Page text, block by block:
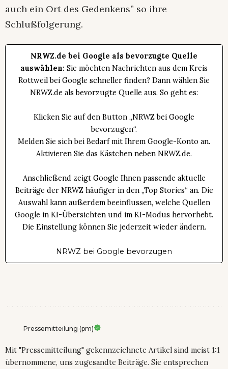
auch ein Ort des Gedenkens” so ihre
Schlußfolgerung.
NRWZ.de bei Google als bevorzugte Quelle
auswählen: Sie möchten Nachrichten aus dem Kreis
Rottweil bei Google schneller finden? Dann wählen Sie
NRWZ.de als bevorzugte Quelle aus. So geht es:
Klicken Sie auf den Button „NRWZ bei Google
bevorzugen“.
Melden Sie sich bei Bedarf mit Ihrem Google-Konto an.
Aktivieren Sie das Kästchen neben NRWZ.de.
Anschließend zeigt Google Ihnen passende aktuelle
Beiträge der NRWZ häufiger in den „Top Stories“ an. Die
Auswahl kann außerdem beeinflussen, welche Quellen
Google in KI-Übersichten und im KI-Modus hervorhebt.
Die Einstellung können Sie jederzeit wieder ändern.
NRWZ bei Google bevorzugen
Pressemitteilung (pm)
Mit "Pressemitteilung" gekennzeichnete Artikel sind meist 1:1
übernommene, uns zugesandte Beiträge. Sie entsprechen